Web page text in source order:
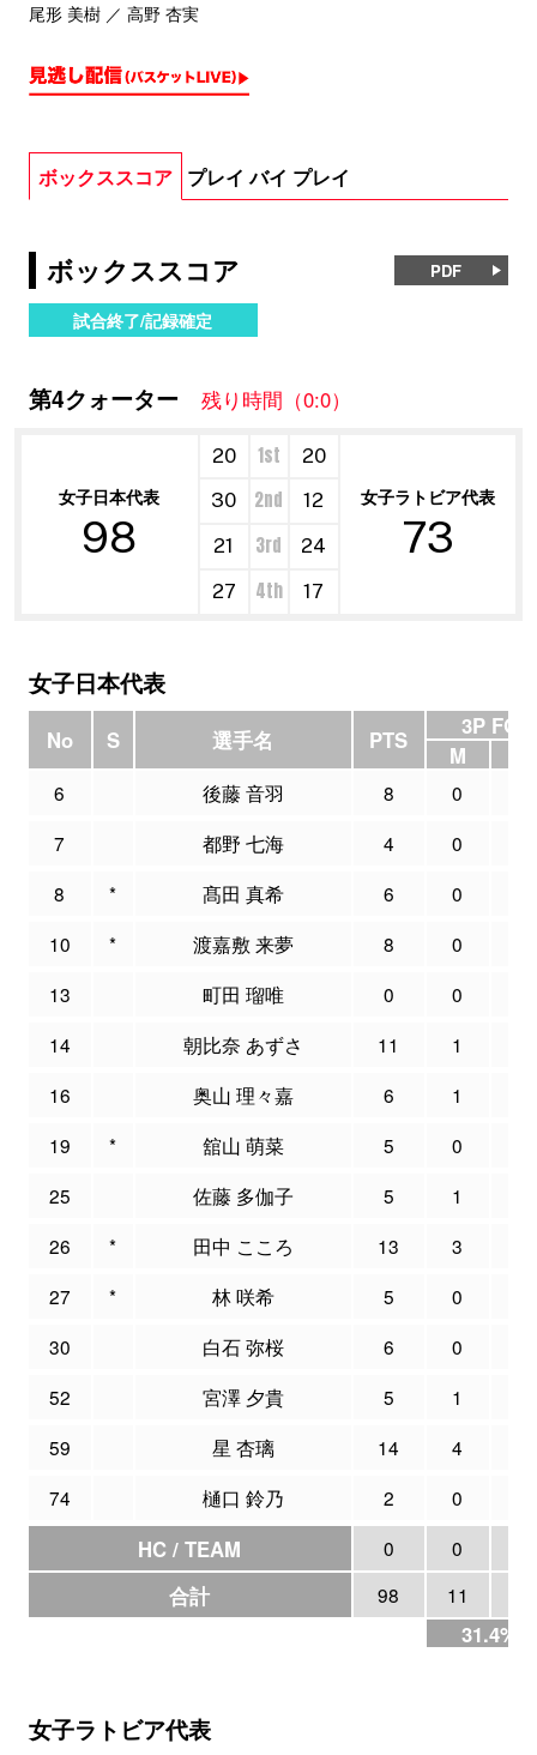
尾形 美樹 ／ 高野 杏実
ボックススコア プレイ バイ プレイ
ボックススコア PDF
試合終了/記録確定
第4クォーター 残り時間（0:0）
女子日本代表
98
20 1st
20
女子ラトビア代表
73
30 2nd
12
21
3rd
24
27
4th 17
女子日本代表
No S 選手名 PTS
3P FG
M
6 後藤 音羽 8 0
7
都野 七海 4 0
8
* 髙田 真希 6 0
10
* 渡嘉敷 来夢 8 0
13
町田 瑠唯 0 0
14
朝比奈 あずさ 11 1
16
奥山 理々嘉 6 1
19
* 舘山 萌菜 5 0
25
佐藤 多伽子 5 1
26
* 田中 こころ 13 3
27
* 林 咲希 5 0
30
白石 弥桜 6 0
52
宮澤 夕貴 5 1
59
星 杏璃 14 4
74
樋口 鈴乃 2 0
HC / TEAM 0 0
合計 98 11
31.4%
女子ラトビア代表